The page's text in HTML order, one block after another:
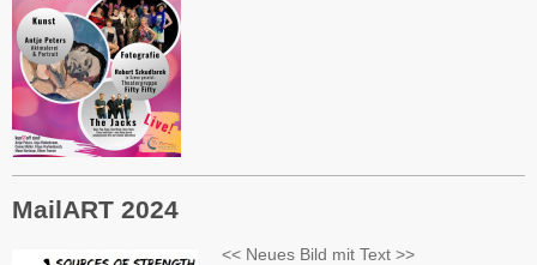
MailART 2024
<< Neues Bild mit Text >>